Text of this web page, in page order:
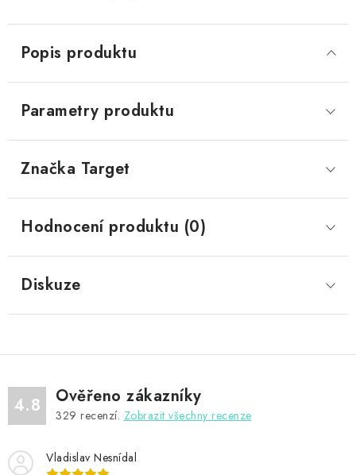
Popis produktu
Parametry produktu
Značka Target
Hodnocení produktu (0)
Diskuze
4.8 Ověřeno zákazníky
329 recenzí. Zobrazit všechny recenze
Vladislav Nesnídal